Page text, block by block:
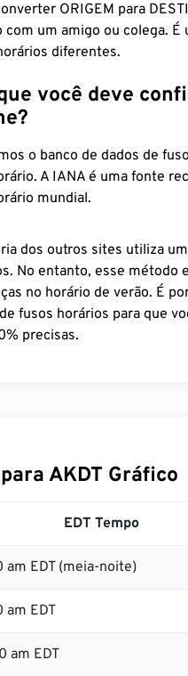
ORIGEM para
com um amigo ou colega.
diferentes.
você deve
o banco de dados de
A IANA é uma fonte
mundial.
dos outros sites utiliza
No entanto, esse método
no horário de verão. É
fusos horários para que
precisas.
AKDT Gráfico
EDT Tempo
am EDT (meia-noite)
am EDT
am EDT